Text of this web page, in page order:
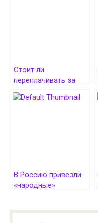
Стоит ли
переплачивать за
Xiaomi Redmi Note 14
Pro+ против
В Россию привезли
«народные»